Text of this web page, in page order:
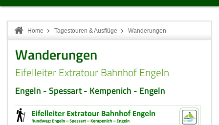
Home Tagestouren & Ausflüge Wanderungen
Wanderungen
Eifelleiter Extratour Bahnhof Engeln
Engeln - Spessart - Kempenich - Engeln